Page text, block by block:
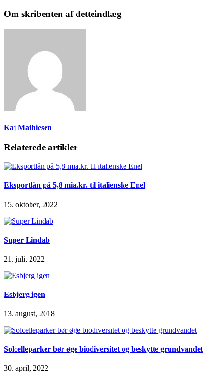
Om skribenten af detteindlæg
Kaj Mathiesen
Relaterede artikler
Eksportlån på 5,8 mia.kr. til italienske Enel
15. oktober, 2022
Super Lindab
21. juli, 2022
Esbjerg igen
13. august, 2018
Solcelleparker bør øge biodiversitet og beskytte grundvandet
30. april, 2022